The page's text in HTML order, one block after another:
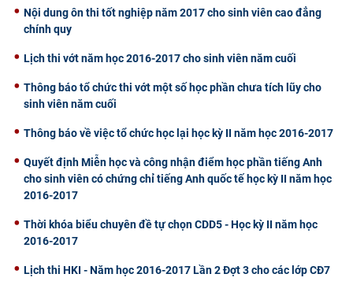
Nội dung ôn thi tốt nghiệp năm 2017 cho sinh viên cao đẳng
chính quy
Lịch thi vớt năm học 2016-2017 cho sinh viên năm cuối
Thông báo tổ chức thi vớt một số học phần chưa tích lũy cho
sinh viên năm cuối
Thông báo về việc tổ chức học lại học kỳ II năm học 2016-2017
Quyết định Miễn học và công nhận điểm học phần tiếng Anh
cho sinh viên có chứng chỉ tiếng Anh quốc tế học kỳ II năm học
2016-2017
Thời khóa biểu chuyên đề tự chọn CDD5 - Học kỳ II năm học
2016-2017
Lịch thi HKI - Năm học 2016-2017 Lần 2 Đợt 3 cho các lớp CĐ7